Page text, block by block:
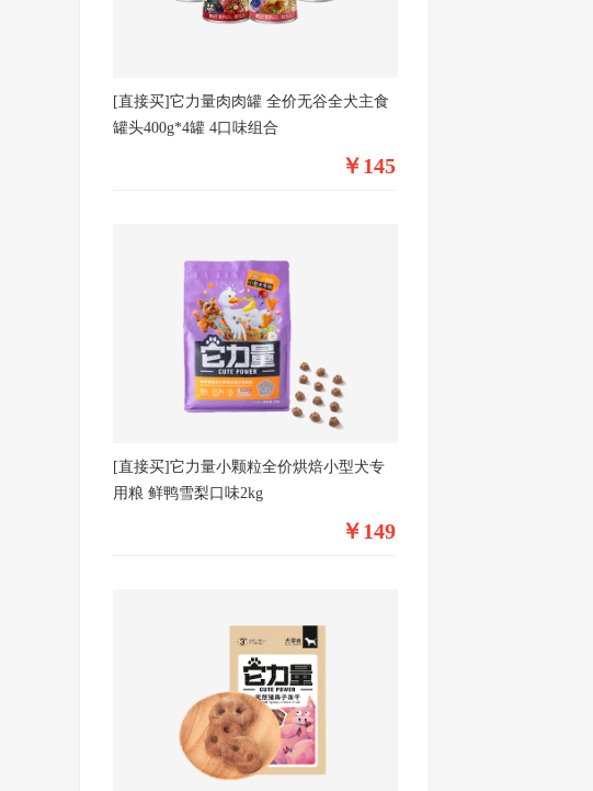
[直接买]它力量肉肉罐 全价无谷全犬主食
罐头400g*4罐 4口味组合
￥145
[直接买]它力量小颗粒全价烘焙小型犬专
用粮 鲜鸭雪梨口味2kg
￥149